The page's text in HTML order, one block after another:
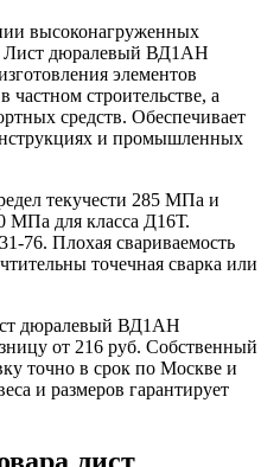
высоконагруженных
Лист дюралевый ВД1АН
элементов
частном строительстве, а
средств. Обеспечивает
и промышленных
текучести 285 МПа и
МПа для класса Д16Т.
76. Плохая свариваемость
точечная сварка или
дюралевый ВД1АН
от 216 руб. Собственный
точно в срок по Москве и
и размеров гарантирует
лист